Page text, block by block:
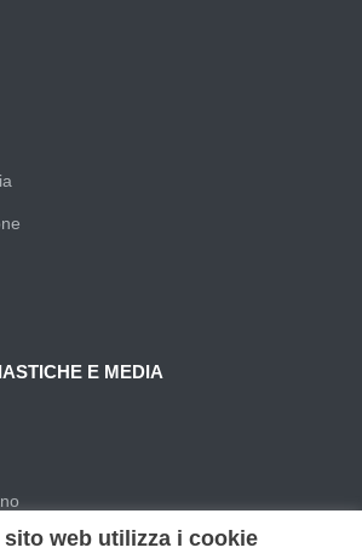
E MEDIA
sito web utilizza i cookie